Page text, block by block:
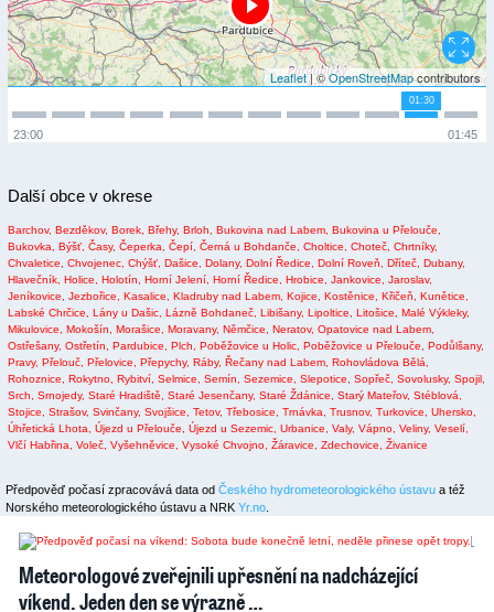
Leaflet| ©OpenStreetMapcontributors
01:30
01:45
23:00
Další obce v okrese
Barchov, Bezděkov, Borek, Břehy, Brloh, Bukovina nad Labem, Bukovina u Přelouče,
Bukovka, Býšť, Časy, Čeperka, Čepí, Černá u Bohdanče, Choltice, Choteč, Chrtníky,
Chvaletice, Chvojenec, Chýšť, Dašice, Dolany, Dolní Ředice, Dolní Roveň, Dříteč, Dubany,
Hlavečník, Holice, Holotín, Horní Jelení, Horní Ředice, Hrobice, Jankovice, Jaroslav,
Jeníkovice, Jezbořice, Kasalice, Kladruby nad Labem, Kojice, Kostěnice, Křičeň, Kunětice,
Labské Chrčice, Lány u Dašic, Lázně Bohdaneč, Libišany, Lipoltice, Litošice, Malé Výkleky,
Mikulovice, Mokošín, Morašice, Moravany, Němčice, Neratov, Opatovice nad Labem,
Ostřešany, Ostřetín, Pardubice, Plch, Poběžovice u Holic, Poběžovice u Přelouče, Podůlšany,
Pravy, Přelouč, Přelovice, Přepychy, Ráby, Řečany nad Labem, Rohovládova Bělá,
Rohoznice, Rokytno, Rybitví, Selmice, Semín, Sezemice, Slepotice, Sopřeč, Sovolusky, Spojil,
Srch, Srnojedy, Staré Hradiště, Staré Jesenčany, Staré Ždánice, Starý Mateřov, Stéblová,
Stojice, Strašov, Svinčany, Svojšice, Tetov, Třebosice, Trnávka, Trusnov, Turkovice, Uhersko,
Úhřetická Lhota, Újezd u Přelouče, Újezd u Sezemic, Urbanice, Valy, Vápno, Veliny, Veselí,
Vlčí Habřina, Voleč, Vyšehněvice, Vysoké Chvojno, Žáravice, Zdechovice, Živanice
Předpověď počasí zpracovává data od Českého hydrometeorologického ústavu a též
Norského meteorologického ústavu a NRK Yr.no.
2 1
Meteorologové zveřejnili upřesnění na nadcházející
víkend. Jeden den se výrazně …